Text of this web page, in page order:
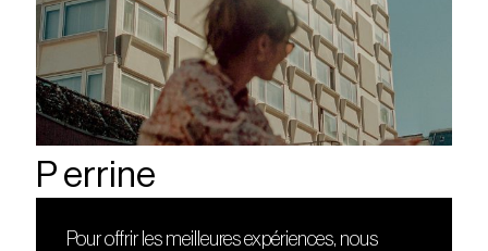
P errine
Pour offrir les meilleures expériences, nous